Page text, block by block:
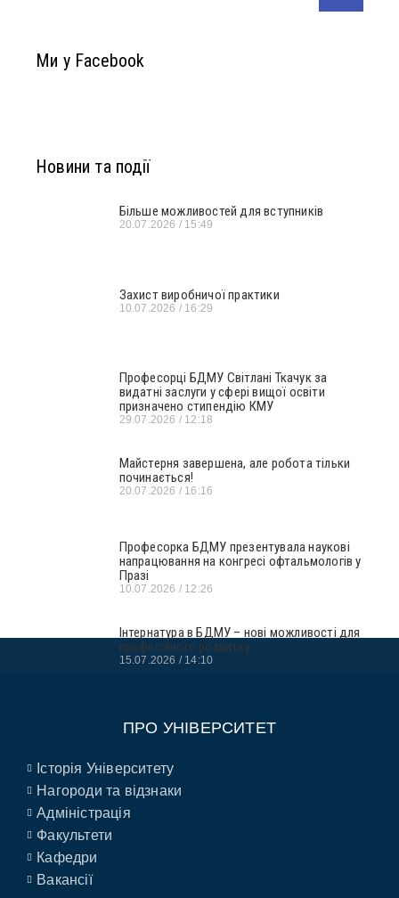
Ми у Facebook
Новини та події
Більше можливостей для вступників
20.07.2026 15:49
Захист виробничої практики
10.07.2026 16:29
Професорці БДМУ Світлані Ткачук за
видатні заслуги у сфері вищої освіти
призначено стипендію КМУ
29.07.2026 12:18
Майстерня завершена, але робота тільки
починається!
20.07.2026 16:16
Професорка БДМУ презентувала наукові
напрацювання на конгресі офтальмологів у
Празі
10.07.2026 12:26
Інтернатура в БДМУ – нові можливості для
професійного розвитку
15.07.2026 14:10
ПРО УНІВЕРСИТЕТ
Історія Університету
Нагороди та відзнаки
Адміністрація
Факультети
Кафедри
Вакансії